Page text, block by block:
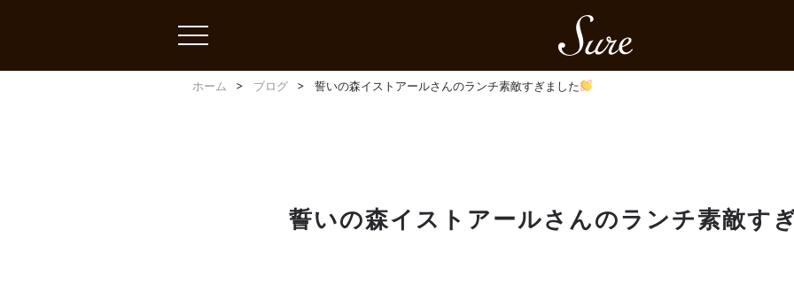
toggle
ホーム ブログ 誓いの森イストアールさんのランチ素敵すぎました
誓いの森イストアールさんのランチ素敵す